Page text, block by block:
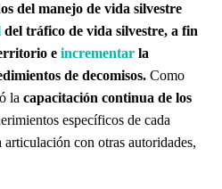
del manejo de vida silvestre
del tráfico de vida silvestre, a fin
e incrementar la
de decomisos. Como
la capacitación continua de los
específicos de cada
con otras autoridades,